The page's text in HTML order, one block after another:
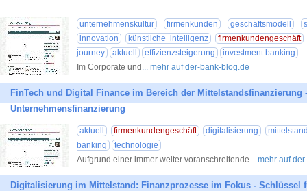
unternehmenskultur firmenkunden geschäftsmodell
innovation
künstliche intelligenz
firmenkundengeschäft
journey
aktuell effizienzsteigerung
investment banking
Im Corporate und ... mehr auf der-bank-blog.de
FinTech und Digital Finance im Bereich der Mittelstandsfinanzierung
Unternehmensfinanzierung
aktuell firmenkundengeschäft digitalisierung
banking
technologie
Aufgrund einer immer weiter voranschreitende... mehr auf
Digitalisierung im Mittelstand: Finanzprozesse im Fokus - Schlüssel